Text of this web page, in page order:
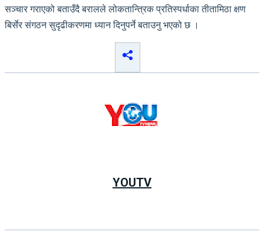
सञ्चार गराएको बताउँदै बरालले लोकतान्त्रिक प्रतिस्पर्धाका तीतामिठा क्षण
बिर्सेर संगठन सुदृढीकरणमा ध्यान दिनुपर्ने बताउनु भएको छ ।
YOUTV